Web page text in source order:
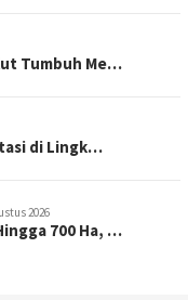
Tumbuh Me…
di Lingk…
2026
700 Ha, …